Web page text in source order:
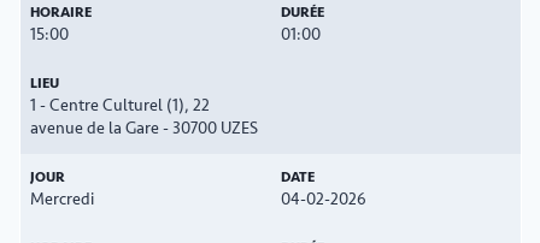
15:00 01:00
1 - Centre Culturel (1), 22
avenue de la Gare - 30700 UZES
Mercredi 04-02-2026